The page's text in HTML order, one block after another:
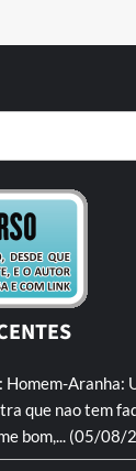
Aranha:
que nao tem
bom,... (05/08/